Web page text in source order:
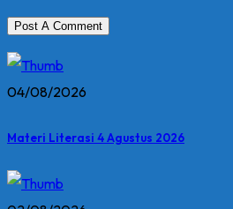
04/08/2026
Materi Literasi 4 Agustus 2026